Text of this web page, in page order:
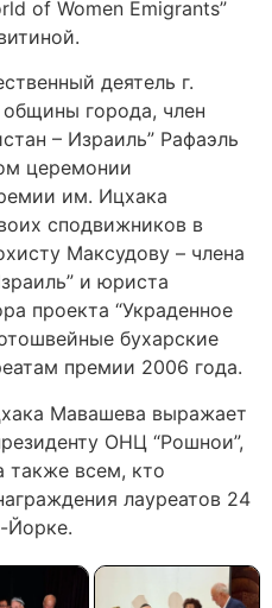
of Women Emigrants”
деятель г.
города, член
– Израиль” Рафаэль
церемонии
им. Ицхака
сподвижников в
Максудову – члена
и юриста
проекта “Украденное
бухарские
премии 2006 года.
Мавашева выражает
ОНЦ “Рошнои”,
также всем, кто
лауреатов 24
Йорке.